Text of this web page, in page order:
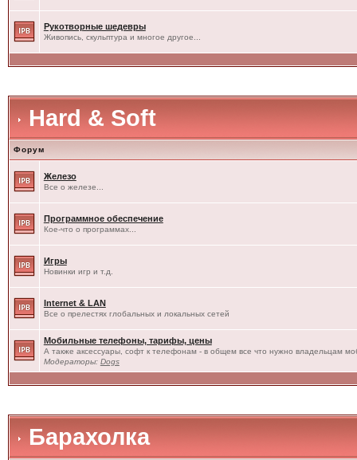
Рукотворные шедевры
Живопись, скульптура и многое другое...
Hard & Soft
Форум
Железо
Все о железе...
Программное обеспечение
Кое-что о программах...
Игры
Новинки игр и т.д.
Internet & LAN
Все о прелестях глобальных и локальных сетей
Мобильные телефоны, тарифы, цены
А также аксессуары, софт к телефонам - в общем все что нужно владельцам
Модераторы: Dogs
Барахолка